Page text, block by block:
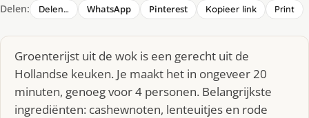
Delen: Delen… WhatsApp Pinterest Kopieer link Print
Groenterijst uit de wok is een gerecht uit de
Hollandse keuken. Je maakt het in ongeveer 20
minuten, genoeg voor 4 personen. Belangrijkste
ingrediënten: cashewnoten, lenteuitjes en rode